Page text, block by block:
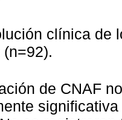
clínica de
de CNAF